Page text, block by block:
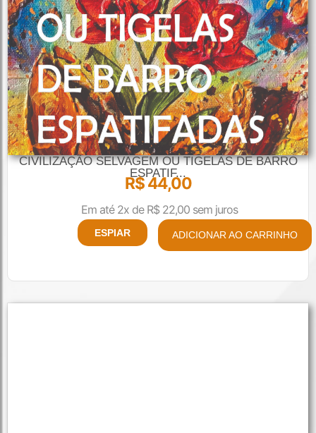
CIVILIZAÇÃO SELVAGEM OU TIGELAS DE BARRO
ESPATIF...
R$44,00
Em até 2x de R$ 22,00 sem juros
ESPIAR ADICIONAR AO CARRINHO